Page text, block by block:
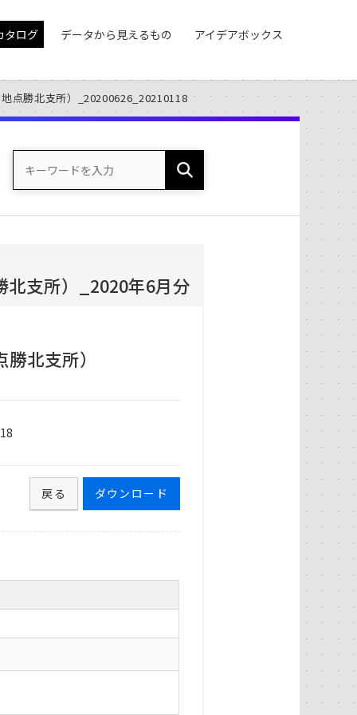
タログ データから見えるもの アイデアボックス
点勝北支所）_20200626_20210118
支所）_2020年6月分
北支所）
ダウンロード
戻る